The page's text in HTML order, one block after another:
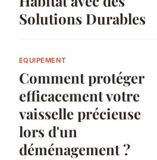
Solutions Durables
EQUIPEMENT
Comment protéger
efficacement votre
vaisselle précieuse
lors d'un
déménagement ?